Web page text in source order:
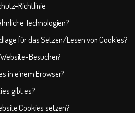
Richtlinie
Technologien?
für das Setzen/Lesen von Cookies?
Besucher?
in einem Browser?
gibt es?
Cookies setzen?